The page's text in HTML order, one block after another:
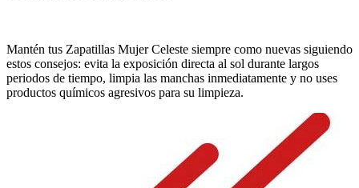
Mantén tus Zapatillas Mujer Celeste siempre como nuevas siguiendo
estos consejos: evita la exposición directa al sol durante largos
periodos de tiempo, limpia las manchas inmediatamente y no uses
productos químicos agresivos para su limpieza.